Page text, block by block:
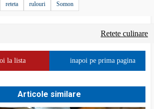
reteta rulouri Somon
Retete culinare
la lista inapoi pe prima pagina
Articole similare